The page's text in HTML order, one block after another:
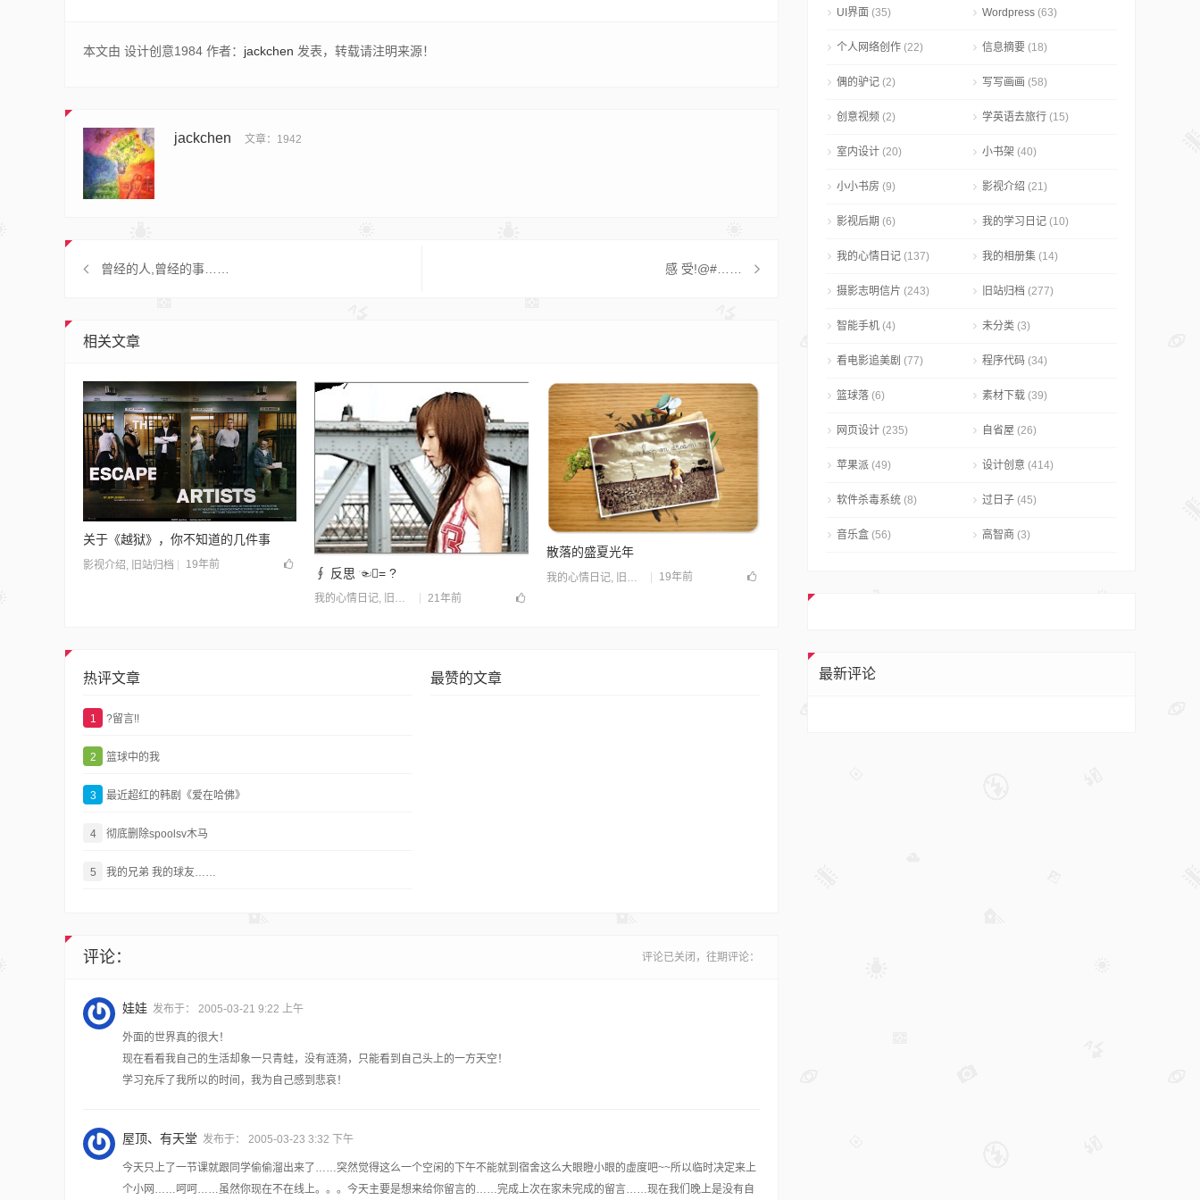
本文由 设计创意1984 作者： jackchen 发表，转载请注明来源！
jackchen 文章：1942
曾经的人,曾经的事…… 感 受!@#……
相关文章
关于《越狱》，你不知道的几件事
影视介绍, 旧站归档 19年前
∮ 反思 ☜= ?
我的心情日记, 旧站归档 21年前
散落的盛夏光年
我的心情日记, 旧站归档 19年前
热评文章
1 ?留言!!
2 篮球中的我
3 最近超红的韩剧《爱在哈佛》
4 彻底删除spoolsv木马
5 我的兄弟 我的球友……
最赞的文章
评论： 评论已关闭，往期评论：
娃娃 发布于： 2005-03-21 9:22 上午
外面的世界真的很大！
现在看看我自己的生活却象一只青蛙，没有涟漪，只能看到自己头上的一方天空！
学习充斥了我所以的时间，我为自己感到悲哀！
屋顶、有天堂 发布于： 2005-03-23 3:32 下午
今天只上了一节课就跟同学偷偷溜出来了……突然觉得这么一个空闲的下午不能就到宿舍这么大眼瞪小眼的虚度吧~~所以临时决定来上
个小网……呵呵……虽然你现在不在线上。。。今天主要是想来给你留言的……完成上次在家未完成的留言……现在我们晚上是没有自
UI界面 (35) Wordpress (63)
个人网络创作 (22) 信息摘要 (18)
偶的驴记 (2) 写写画画 (58)
创意视频 (2) 学英语去旅行 (15)
室内设计 (20) 小书架 (40)
小小书房 (9) 影视介绍 (21)
影视后期 (6) 我的学习日记 (10)
我的心情日记 (137) 我的相册集 (14)
摄影志明信片 (243) 旧站归档 (277)
智能手机 (4) 未分类 (3)
看电影追美剧 (77) 程序代码 (34)
篮球落 (6) 素材下载 (39)
网页设计 (235) 自省屋 (26)
苹果派 (49) 设计创意 (414)
软件杀毒系统 (8) 过日子 (45)
音乐盒 (56) 高智商 (3)
最新评论